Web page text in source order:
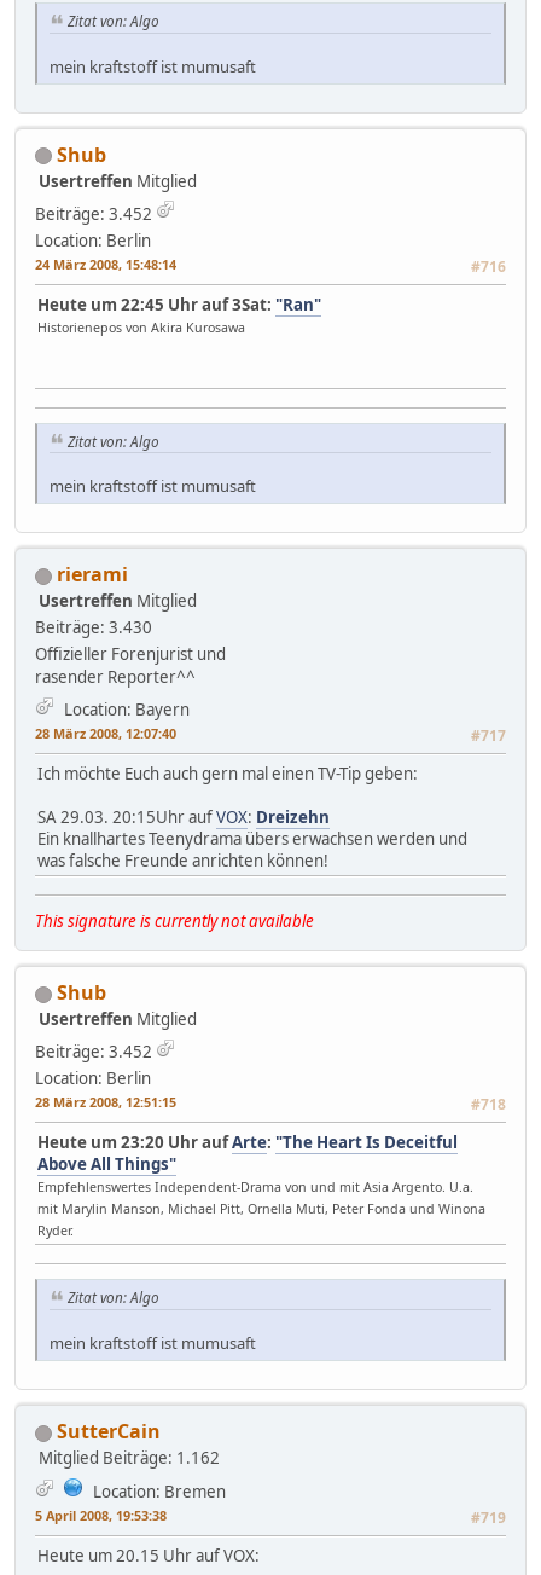
Zitat von: Algo
mein kraftstoff ist mumusaft
Shub
Usertreffen Mitglied
Beiträge: 3.452
Location: Berlin
24 März 2008, 15:48:14 #716
Heute um 22:45 Uhr auf 3Sat: "Ran"
Historienepos von Akira Kurosawa
Zitat von: Algo
mein kraftstoff ist mumusaft
rierami
Usertreffen Mitglied
Beiträge: 3.430
Offizieller Forenjurist und
rasender Reporter^^
Location: Bayern
28 März 2008, 12:07:40 #717
Ich möchte Euch auch gern mal einen TV-Tip geben:
SA 29.03. 20:15Uhr aufVOX: Dreizehn
Ein knallhartes Teenydrama übers erwachsen werden und
was falsche Freunde anrichten können!
This signature is currently not available
Shub
Usertreffen Mitglied
Beiträge: 3.452
Location: Berlin
28 März 2008, 12:51:15 #718
Heute um 23:20 Uhr aufArte: "The Heart Is Deceitful
Above All Things"
Empfehlenswertes Independent-Drama von und mit Asia Argento. U.a.
mit Marylin Manson, Michael Pitt, Ornella Muti, Peter Fonda und Winona
Ryder.
Zitat von: Algo
mein kraftstoff ist mumusaft
SutterCain
Mitglied Beiträge: 1.162
Location: Bremen
5 April 2008, 19:53:38 #719
Heute um 20.15 Uhr auf VOX: